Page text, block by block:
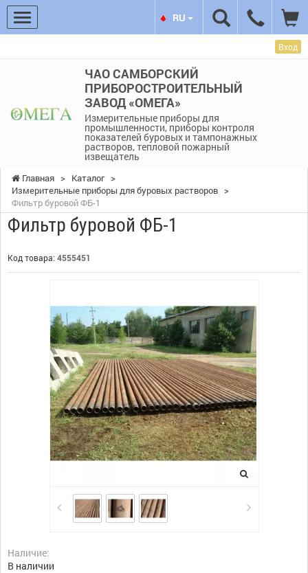
Вход
ЧАО САМБОРСКИЙ
ПРИБОРОСТРОИТЕЛЬНЫЙ
ЗАВОД «ОМЕГА»
Измерительные приборы для
промышленности, приборы контроля
показателей буровых и тампонажных
растворов, тепловой пожарный
извещатель
RU
Главная > Каталог >
Измерительные приборы для буровых растворов >
Фильтр буровой ФБ-1
Фильтр буровой ФБ-1
Код товара: 4555451
Наличие:
В наличии